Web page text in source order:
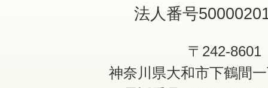
法人番号
〒242-8601
神奈川県大和市下鶴間